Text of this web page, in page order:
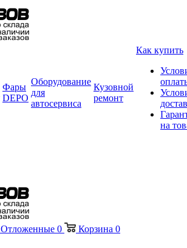
Фары
DEPO
Оборудование
для
автосервиса
Кузовной
ремонт
Как купить
на
Отложенные 0 Корзина 0